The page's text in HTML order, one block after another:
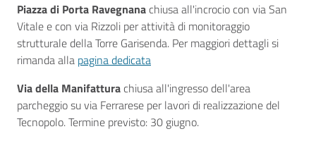
Piazza di Porta Ravegnana chiusa all'incrocio con via San
Vitale e con via Rizzoli per attività di monitoraggio
strutturale della Torre Garisenda. Per maggiori dettagli si
rimanda alla pagina dedicata
Via della Manifattura chiusa all'ingresso dell'area
parcheggio su via Ferrarese per lavori di realizzazione del
Tecnopolo. Termine previsto: 30 giugno.